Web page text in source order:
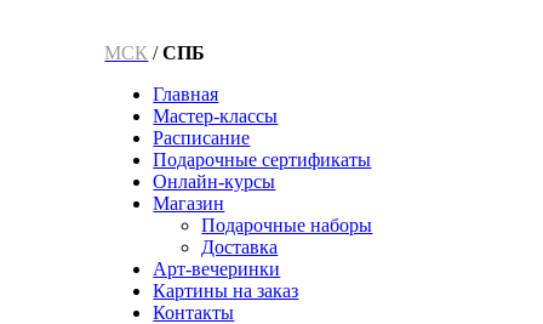
МСК /СПБ
Главная
Мастер-классы
Расписание
Подарочные сертификаты
Онлайн-курсы
Магазин
Подарочные наборы
Доставка
Арт-вечеринки
Картины на заказ
Контакты